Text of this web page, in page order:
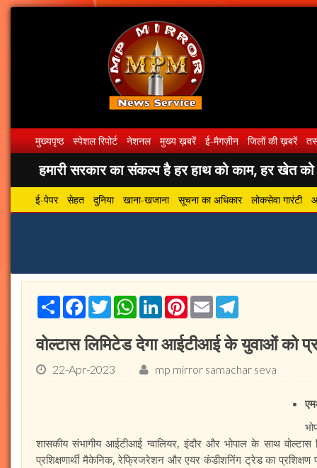
मुख्यपृष्ठ स्पेशल रिपोर्ट नेशनल मुख्य ख़बरें ई-मैगज़ीन जिलों की ख़बरें
हमारी सरकार का संकल्प है हर हाथ को काम, हर खेत को
ई-पेपर सेहत दुनिया खाना-खजाना सूचना का अधिकार लोकसेवा गारंटी
ShareFacebook
TwitterWhatsApp
LinkedInPinterest
Email
वोल्टास लिमिटेड देगा आईटीआई के युवाओं को
22-Apr-2023 mp mirror samachar seva
शासकीय संभागीय आईटीआई ग्वालियर, इंदौर और भोपाल के साथ
प्रशिक्षणार्थी मैकेनिक, रेफ्रिजरेशन और एयर कंडीशनिंग ट्रेड का प्रशिक्षण